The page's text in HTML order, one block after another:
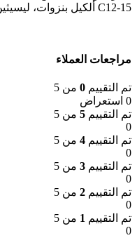
C12-15 ألكيل بنزوات، ليسيثين مهدرج، غليكوليبيدات، صوديوم سيرفاكتين، أسياتيكوسيد، حمض ماديكاسيك، حمض أسياتيكي.
مراجعات العملاء
تم التقييم 0 من 5
0 استعراض
تم التقييم 5 من 5
0
تم التقييم 4 من 5
0
تم التقييم 3 من 5
0
تم التقييم 2 من 5
0
تم التقييم 1 من 5
0